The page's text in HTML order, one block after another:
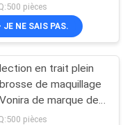
en bambou
élégante
pièces
JE NE SAIS PAS.
en trait plein
de maquillage
de marque de
faite sur
pièces